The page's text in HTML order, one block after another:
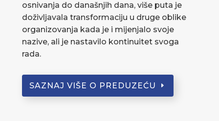
osnivanja do današnjih dana, više puta je
doživljavala transformaciju u druge oblike
organizovanja kada je i mijenjalo svoje
nazive, ali je nastavilo kontinuitet svoga
rada.
SAZNAJ VIŠE O PREDUZEĆU